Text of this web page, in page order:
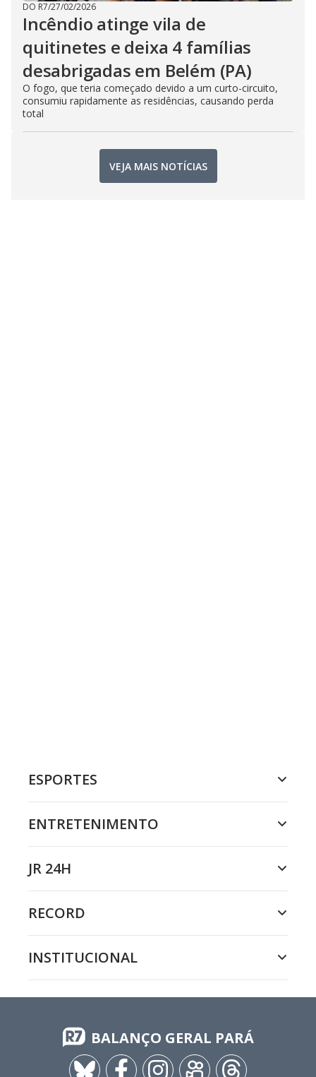
DO R7/27/02/2026
Incêndio atinge vila de
quitinetes e deixa 4 famílias
desabrigadas em Belém (PA)
O fogo, que teria começado devido a um curto-circuito,
consumiu rapidamente as residências, causando perda
total
VEJA MAIS NOTÍCIAS
ESPORTES
ENTRETENIMENTO
JR 24H
RECORD
INSTITUCIONAL
BALANÇO GERAL PARÁ